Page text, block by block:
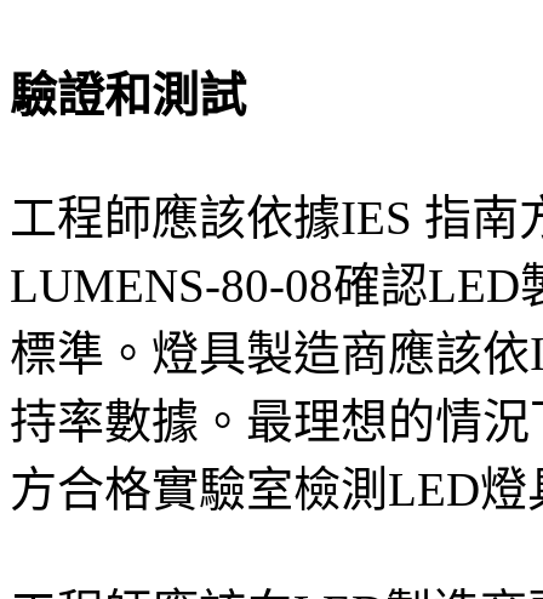
驗證和測試
工程師應該依據IES 指南
LUMENS-80-08確認
標準。燈具製造商應該
持率數據。最理想的情
方合格實驗室檢測LED燈